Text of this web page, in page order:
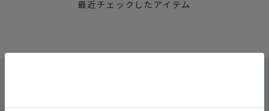
最近チェックしたアイテム